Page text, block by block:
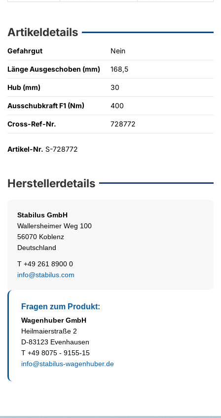
Artikeldetails
Gefahrgut Nein
Länge Ausgeschoben (mm) 168,5
Hub (mm) 30
Ausschubkraft F1 (Nm) 400
Cross-Ref-Nr. 728772
Artikel-Nr. S-728772
Herstellerdetails
Stabilus GmbH
Wallersheimer Weg 100
56070 Koblenz
Deutschland
T +49 261 8900 0
info@stabilus.com
Fragen zum Produkt:
Wagenhuber GmbH
Heilmaierstraße 2
D-83123 Evenhausen
T +49 8075 - 9155-15
info@stabilus-wagenhuber.de